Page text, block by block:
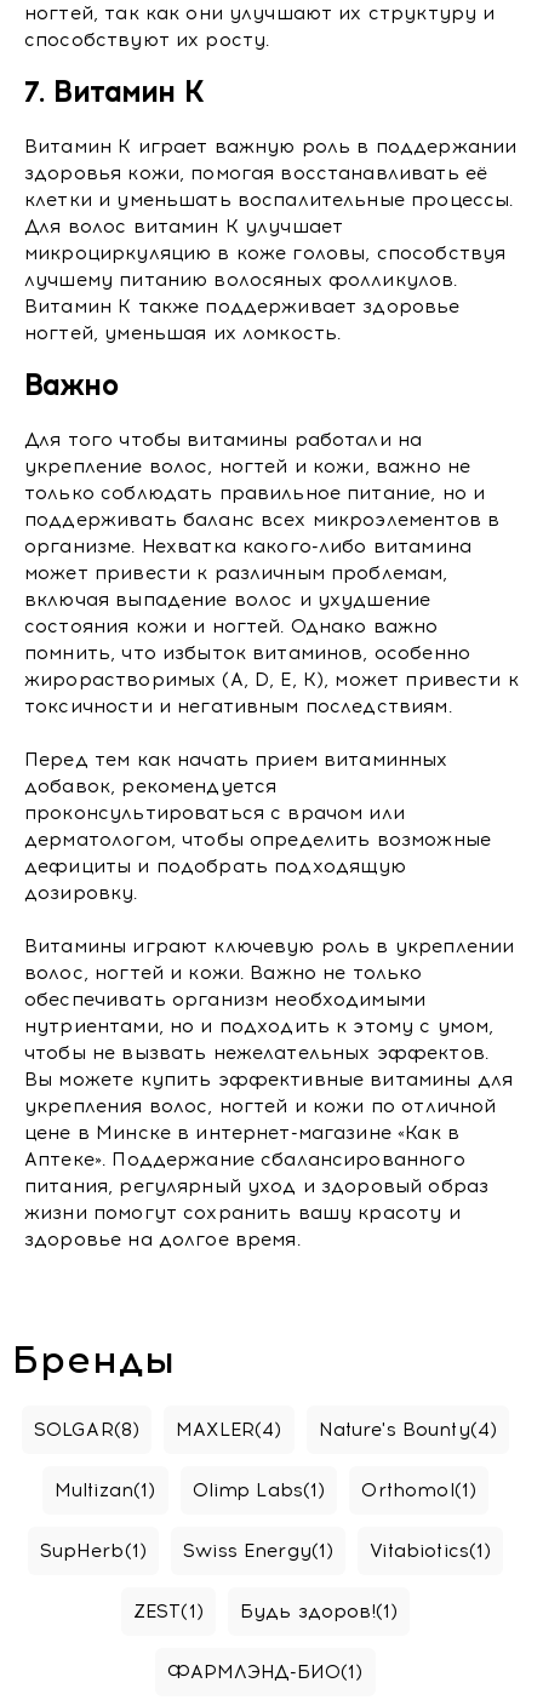
ногтей, так как они улучшают их структуру и
способствуют их росту.
7. Витамин K
Витамин K играет важную роль в поддержании
здоровья кожи, помогая восстанавливать её
клетки и уменьшать воспалительные процессы.
Для волос витамин K улучшает
микроциркуляцию в коже головы, способствуя
лучшему питанию волосяных фолликулов.
Витамин K также поддерживает здоровье
ногтей, уменьшая их ломкость.
Важно
Для того чтобы витамины работали на
укрепление волос, ногтей и кожи, важно не
только соблюдать правильное питание, но и
поддерживать баланс всех микроэлементов в
организме. Нехватка какого-либо витамина
может привести к различным проблемам,
включая выпадение волос и ухудшение
состояния кожи и ногтей. Однако важно
помнить, что избыток витаминов, особенно
жирорастворимых (A, D, E, K), может привести к
токсичности и негативным последствиям.
Перед тем как начать прием витаминных
добавок, рекомендуется
проконсультироваться с врачом или
дерматологом, чтобы определить возможные
дефициты и подобрать подходящую
дозировку.
Витамины играют ключевую роль в укреплении
волос, ногтей и кожи. Важно не только
обеспечивать организм необходимыми
нутриентами, но и подходить к этому с умом,
чтобы не вызвать нежелательных эффектов.
Вы можете купить эффективные витамины для
укрепления волос, ногтей и кожи по отличной
цене в Минске в интернет-магазине «Как в
Аптеке». Поддержание сбалансированного
питания, регулярный уход и здоровый образ
жизни помогут сохранить вашу красоту и
здоровье на долгое время.
Бренды
SOLGAR(8) MAXLER(4) Nature's Bounty(4)
Multizan(1) Olimp Labs(1) Orthomol(1)
SupHerb(1) Swiss Energy(1) Vitabiotics(1)
ZEST(1) Будь здоров!(1)
ФАРМЛЭНД-БИО(1)